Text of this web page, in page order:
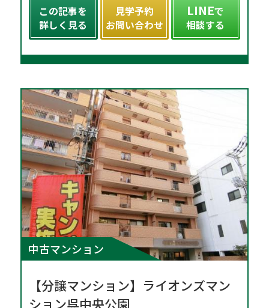
この記事を
詳しく見る
見学予約
お問い合わせ
LINEで
相談する
中古マンション
【分譲マンション】ライオンズマン
ション呉中央公園